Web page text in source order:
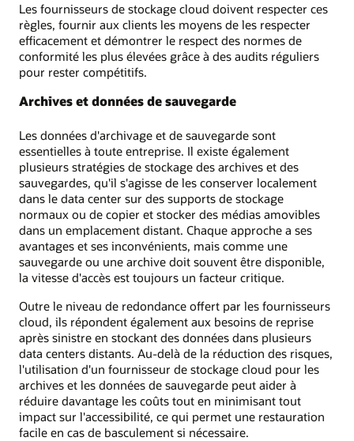
Les fournisseurs de stockage cloud doivent respecter ces
règles, fournir aux clients les moyens de les respecter
efficacement et démontrer le respect des normes de
conformité les plus élevées grâce à des audits réguliers
pour rester compétitifs.
Archives et données de sauvegarde
Les données d'archivage et de sauvegarde sont
essentielles à toute entreprise. Il existe également
plusieurs stratégies de stockage des archives et des
sauvegardes, qu'il s'agisse de les conserver localement
dans le data center sur des supports de stockage
normaux ou de copier et stocker des médias amovibles
dans un emplacement distant. Chaque approche a ses
avantages et ses inconvénients, mais comme une
sauvegarde ou une archive doit souvent être disponible,
la vitesse d'accès est toujours un facteur critique.
Outre le niveau de redondance offert par les fournisseurs
cloud, ils répondent également aux besoins de reprise
après sinistre en stockant des données dans plusieurs
data centers distants. Au-delà de la réduction des risques,
l'utilisation d'un fournisseur de stockage cloud pour les
archives et les données de sauvegarde peut aider à
réduire davantage les coûts tout en minimisant tout
impact sur l'accessibilité, ce qui permet une restauration
facile en cas de basculement si nécessaire.